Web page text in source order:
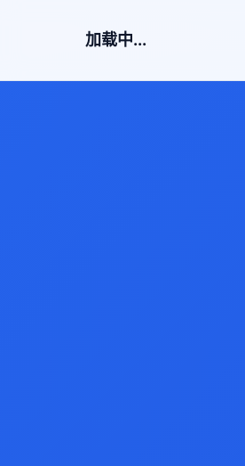
加载中...